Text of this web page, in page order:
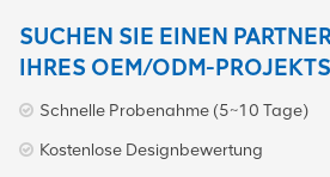
SUCHEN SIE EINEN
IHRES OEM/ODM-
Schnelle Probenahme (5~10 Tage)
Kostenlose Designbewertung